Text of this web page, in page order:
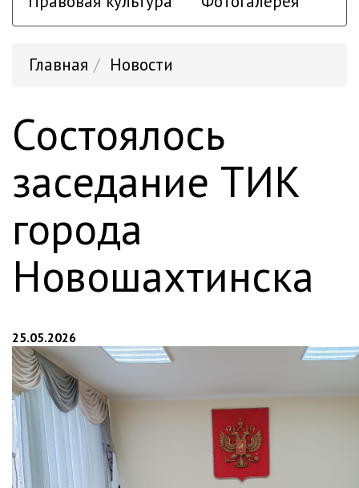
Главная Новости
Состоялось
заседание ТИК
города
Новошахтинска
25.05.2026